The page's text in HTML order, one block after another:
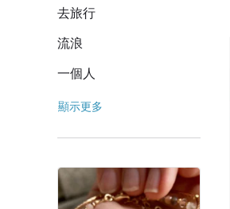
去旅行
流浪
一個人
顯示更多